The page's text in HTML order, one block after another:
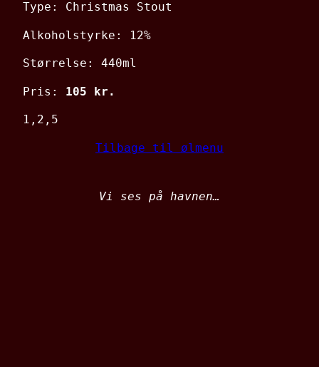
Type: Christmas Stout
Alkoholstyrke: 12%
Størrelse: 440ml
Pris: 105 kr.
1,2,5
Tilbage til ølmenu
Vi ses på havnen…